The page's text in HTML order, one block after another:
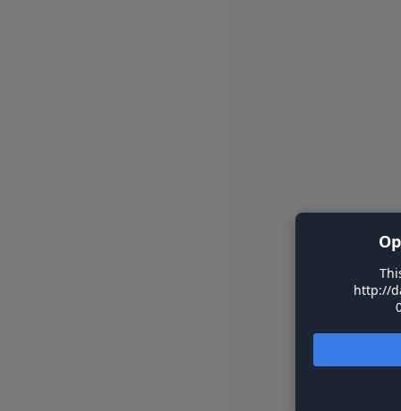
http://